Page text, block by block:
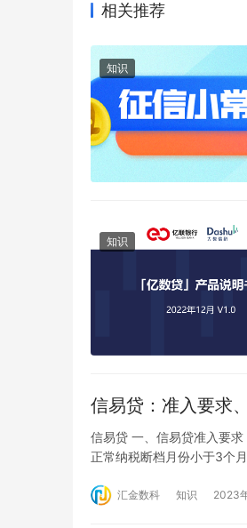
相关推荐
知识
知识
信易贷：准入要求
信易贷 一、信易贷准入要
正常纳税断档月份小于3个
汇金数科 知识 2023